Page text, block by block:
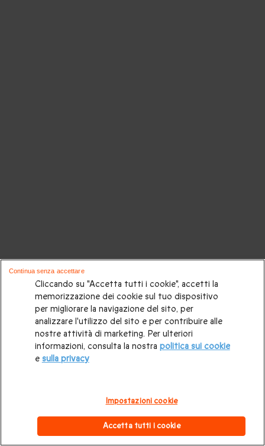
Cliccando su "Accetta tutti i cookie", accetti la
memorizzazione dei cookie sul tuo dispositivo
per migliorare la navigazione del sito, per
analizzare l'utilizzo del sito e per contribuire alle
nostre attività di marketing. Per ulteriori
informazioni, consulta la nostra politica sui cookie
e sulla privacy
Impostazioni cookie
Accetta tutti i cookie
Continua senza accettare